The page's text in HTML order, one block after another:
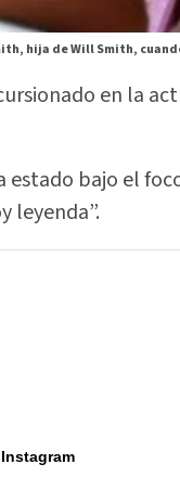
hija de Will Smith,
en la
estado bajo el
leyenda”.